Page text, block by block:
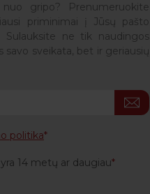
gripo? Prenumeruokite
priminimai į Jūsų pašto
Sulauksite ne tik naudingos
savo sveikata, bet ir geriausių
politika
14 metų ar daugiau